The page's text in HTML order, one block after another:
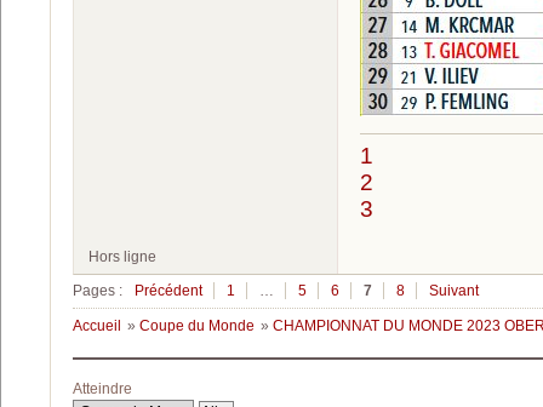
1
2
3
Hors ligne
Pages :
Précédent 1 … 5 6 7 8 Suivant
Accueil » Coupe du Monde » CHAMPIONNAT DU MONDE 2023
Atteindre